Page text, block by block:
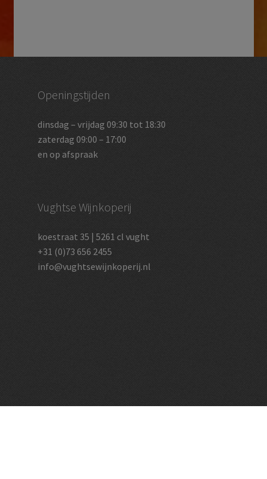
Openingstijden
dinsdag – vrijdag 09:30 tot 18:30
zaterdag 09:00 – 17:00
en op afspraak
Vughtse Wijnkoperij
koestraat 35 | 5261 cl vught
+31 (0)73 656 2455
info@vughtsewijnkoperij.nl